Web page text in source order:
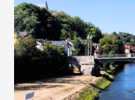
Die Lahn ist
am Fluss Leben war